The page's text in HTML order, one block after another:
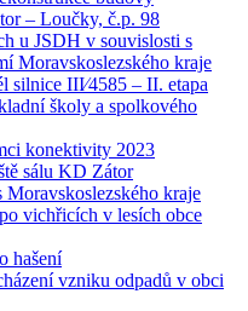
– Loučky, č.p. 98
u JSDH v souvislosti s
Moravskoslezského kraje
silnice III⁄4585 – II. etapa
školy a spolkového
konektivity 2023
sálu KD Zátor
Moravskoslezského kraje
vichřicích v lesích obce
hašení
vzniku odpadů v obci